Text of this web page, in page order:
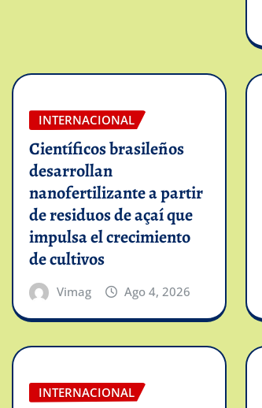
INTERNACIONAL
Científicos brasileños
desarrollan
nanofertilizante a partir
de residuos de açaí que
impulsa el crecimiento
de cultivos
Vimag Ago 4, 2026
INTERNACIONAL